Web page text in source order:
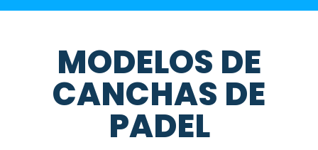
MODELOS DE
CANCHAS DE
PADEL